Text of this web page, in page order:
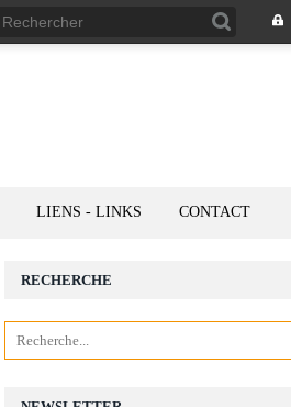
LIENS - LINKS CONTACT
RECHERCHE